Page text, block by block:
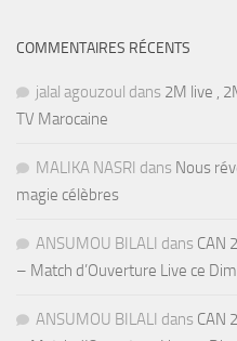
COMMENTAIRES RÉCENTS
jalal agouzoul dans 2M live ,
TV Marocaine
MALIKA NASRI dans Nous
magie célèbres
ANSUMOU BILALI dans CAN
– Match d’Ouverture Live ce
ANSUMOU BILALI dans CAN